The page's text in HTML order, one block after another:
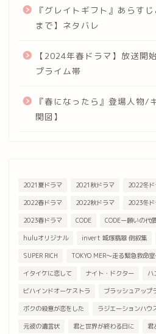
『グレイトギフト』あらす
まで】ネタバレ
【2024年春ドラマ】放送開
プライム帯
『春になったら』登場人物/
関図】
2021夏ドラマ 2021秋ドラマ 2022冬ド
2022春ドラマ 2022秋ドラマ 2023冬ド
2023春ドラマ CODE CODEー願いの代
huluオリジナル invert 城塚翡翠 倒叙集
SUPER RICH TOKYO MER～走る緊急救命
イタイケに恋して ナイト・ドクター ハ
ビハインドオーケストラ ブラッシュアップ
ボクの殺意が恋をした ラジエーションハウ
元彼の遺言状 君と世界が終わる日に 君